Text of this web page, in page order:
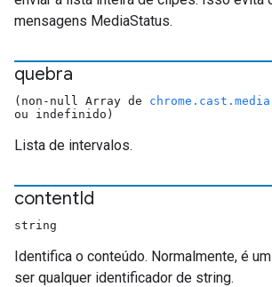
mensagens MediaStatus.
quebra
(non-null Array de
ou indefinido)
Lista de intervalos.
contentId
string
Identifica o conteúdo. Normalmente, é
ser qualquer identificador de string.